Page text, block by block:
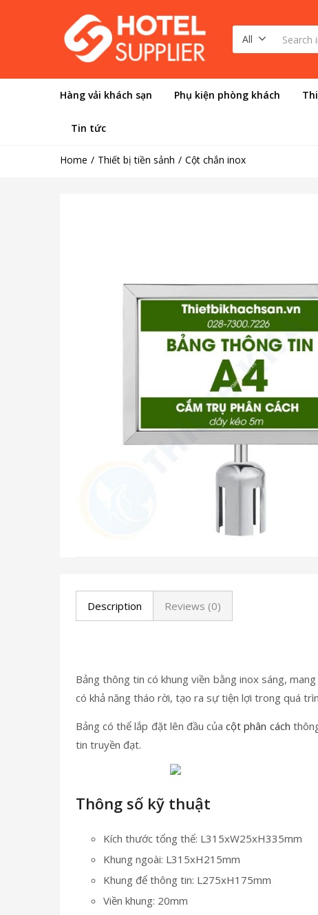
All
Hàng vải khách sạn Phụ kiện phòng khách
Tin tức
Home Thiết bị tiền sảnh Cột chắn inox
Description Reviews (0)
Bảng thông tin có khung viền bằng inox sáng,
có khả năng tháo rời, tạo ra sự tiện lợi trong quá
Bảng có thể lắp đặt lên đầu củacột phân cách
tin truyền đạt.
Thông số kỹ thuật
Kích thước tổng thể: L315xW25xH335mm
Khung ngoài: L315xH215mm
Khung để thông tin: L275xH175mm
Viền khung: 20mm